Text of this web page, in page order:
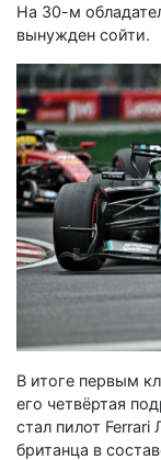
На 30-м
вынужден сойти.
В итоге первым
его четвёртая
стал пилот
британца в